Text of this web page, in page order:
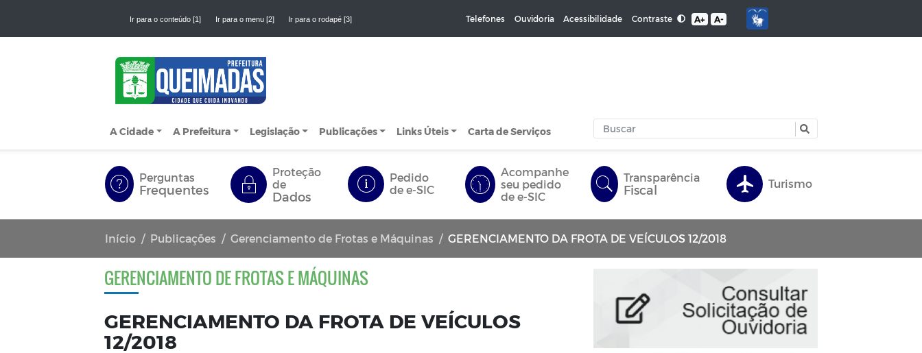
Ir para o conteúdo [1] Ir para o menu [2] Ir para o rodapé [3] Telefones Ouvidoria Acessibilidade Contraste A+ A-
A Cidade A Prefeitura Legislação Publicações Links Úteis Carta de Serviços
Perguntas
Frequentes
Proteção
de
Dados
Pedido
de e-SIC
Acompanhe
seu pedido
de e-SIC
Transparência
Fiscal Turismo
Início Publicações Gerenciamento de Frotas e Máquinas GERENCIAMENTO DA FROTA DE VEÍCULOS 12/2018
GERENCIAMENTO DE FROTAS E MÁQUINAS
GERENCIAMENTO DA FROTA DE VEÍCULOS
12/2018